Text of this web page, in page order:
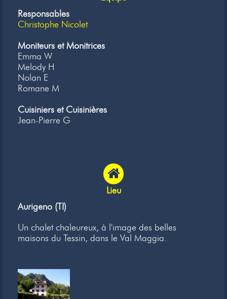
Responsables
Christophe Nicolet
Moniteurs et Monitrices
Emma W
Melody H
Nolan E
Romane M
Cuisiniers et Cuisinières
Jean-Pierre G
Lieu
Aurigeno (TI)
Un chalet chaleureux, à l'image des belles
maisons du Tessin, dans le Val Maggia.